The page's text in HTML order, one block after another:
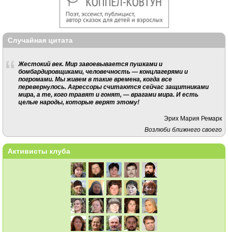
Случайная цитата
Жестокий век. Мир завоевывается пушками и
бомбардировщиками, человечность — концлагерями и
погромами. Мы живем в такие времена, когда все
перевернулось. Агрессоры считаются сейчас защитниками
мира, а те, кого травят и гонят, — врагами мира. И есть
целые народы, которые верят этому!
Эрих Мария Ремарк
Возлюби ближнего своего
Активисты клуба